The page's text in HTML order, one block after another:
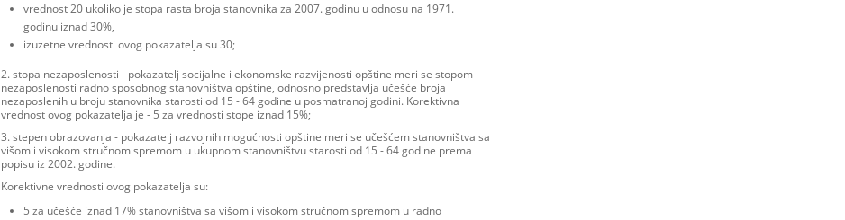
vrednost 20 ukoliko je stopa rasta broja stanovnika za 2007. godinu u odnosu na 1971.
godinu iznad 30%,
izuzetne vrednosti ovog pokazatelja su 30;
2. stopa nezaposlenosti - pokazatelj socijalne i ekonomske razvijenosti opštine meri se stopom
nezaposlenosti radno sposobnog stanovništva opštine, odnosno predstavlja učešće broja
nezaposlenih u broju stanovnika starosti od 15 - 64 godine u posmatranoj godini. Korektivna
vrednost ovog pokazatelja je - 5 za vrednosti stope iznad 15%;
3. stepen obrazovanja - pokazatelj razvojnih mogućnosti opštine meri se učešćem stanovništva sa
višom i visokom stručnom spremom u ukupnom stanovništvu starosti od 15 - 64 godine prema
popisu iz 2002. godine.
Korektivne vrednosti ovog pokazatelja su:
5 za učešće iznad 17% stanovništva sa višom i visokom stručnom spremom u radno